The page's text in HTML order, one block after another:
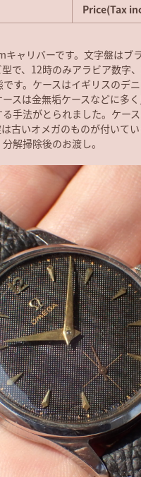
Price(Tax
ャリバーです。文字盤はブ
で、12時のみアラビア数字
す。ケースはイギリスのデ
スは金無垢ケースなどに多
手法がとられました。ケー
古いオメガのものが付いて
解掃除後のお渡し。